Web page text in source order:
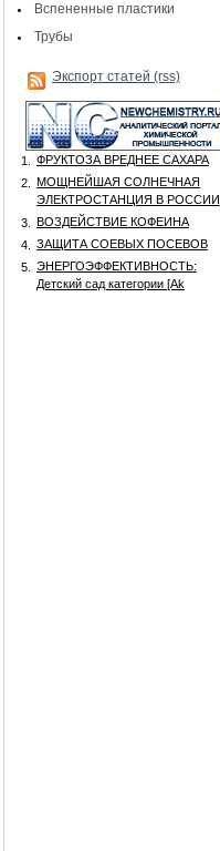
Вспененные пластики
Трубы
Экспорт статей (rss)
1.
ФРУКТОЗА ВРЕДНЕЕ САХАРА
2.
МОЩНЕЙШАЯ СОЛНЕЧНАЯ
ЭЛЕКТРОСТАНЦИЯ В РОССИИ
3.
ВОЗДЕЙСТВИЕ КОФЕИНА
4.
ЗАЩИТА СОЕВЫХ ПОСЕВОВ
5.
ЭНЕРГОЭФФЕКТИВНОСТЬ:
Детский сад категории [Аk